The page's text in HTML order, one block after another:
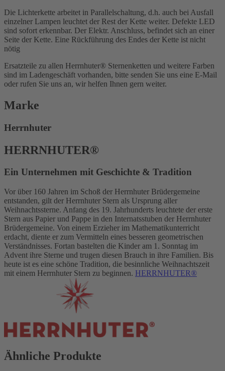
Die Lichterkette arbeitet in Parallelschaltung, d.h. auch bei Ausfall
einzelner Lampen leuchtet der Rest der Kette weiter. Defekte LED
sind sofort erkennbar. Der Elektr. Anschluss, befindet sich an einer
Seite der Kette. Eine Rückführung des Endes der Kette ist nicht
nötig
Ersatzteile zu allen Herrnhuter® Sternenketten und weitere Farben
sind im Ladengeschäft vorhanden, bitte senden Sie uns eine E-Mail
oder rufen Sie uns an, wir helfen Ihnen gern weiter.
Marke
Herrnhuter
HERRNHUTER®
Ein Unternehmen mit Geschichte & Tradition
Vor über 160 Jahren im Schoß der Herrnhuter Brüdergemeine
entstanden, gilt der Herrnhuter Stern als Ursprung aller
Weihnachtssterne. Anfang des 19. Jahrhunderts leuchtete der erste
Stern aus Papier und Pappe in den Internatsstuben der Herrnhuter
Brüdergemeine. Von einem Erzieher im Mathematikunterricht
erdacht, diente er zum Vermitteln eines besseren geometrischen
Verständnisses. Fortan bastelten die Kinder am 1. Sonntag im
Advent ihre Sterne und trugen diesen Brauch in ihre Familien. Bis
heute ist es eine schöne Tradition, die besinnliche Weihnachtszeit
mit einem Herrnhuter Stern zu beginnen. HERRNHUTER®
Ähnliche Produkte